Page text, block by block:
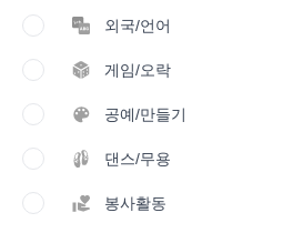
외국/언어
게임/오락
공예/만들기
댄스/무용
봉사활동